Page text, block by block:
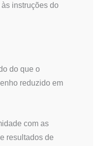
instruções do
do que o
reduzido em
com as
resultados de